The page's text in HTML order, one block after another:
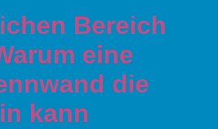
Bereich
eine
die
kann